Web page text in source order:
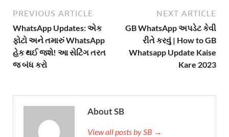
PREVIOUS ARTICLE
WhatsApp Updates: એક
ફોટો અને તમારું WhatsApp
હેક થઈ જશે! આ સેટિંગ તરત
જ બંધ કરો
NEXT ARTICLE
GB WhatsApp અપડેટ કેવી
રીતે કરવું | How to GB
Whatsapp Update Kaise
Kare 2023
About SB
View all posts by SB →